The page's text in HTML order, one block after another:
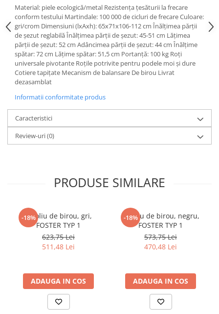
Paturi metalice
Paturi tapitate
Saltele
Seturi dormitoare complete
Suporturi saltea/Somiere/Gratii
pentru pat
Colectia casmir -seturi
cuiere/mobila hol Rai casmir
Pantofare Hol
Seturi hol cuiere
Fotolii
Birouri
Birouri pe colt
Dulapuri birou/bibliorafturi
Mese birou
rafturi/etajere carti
Material: piele ecologică/metal Rezistenţa ţesăturii la frecare
conform testului Martindale: 100 000 de cicluri de frecare Culoare:
gri/crom Dimensiuni (lxAxh): 65x71x106-112 cm Înălţimea părţii
de şezut reglabilă Înălţimea părţii de şezut: 45-51 cm Lăţimea
părţii de şezut: 52 cm Adâncimea părţii de şezut: 44 cm Înălţime
spătar: 72 cm Lăţime spătar: 51,5 cm Portanţă: 100 kg Roţi
universale pivotante Roţile potrivite pentru podele moi şi dure
Cotiere tapiţate Mecanism de balansare De birou Livrat
dezasamblat
Informatii conformitate produs
Caracteristici
Review-uri(0)
PRODUSE SIMILARE
-18%
Fotoliu de birou, gri,
FOSTER TYP 1
623,75 Lei
511,48 Lei
ADAUGA IN COS
-18%
Fotoliu de birou, negru,
FOSTER TYP 1
573,75 Lei
470,48 Lei
ADAUGA IN COS